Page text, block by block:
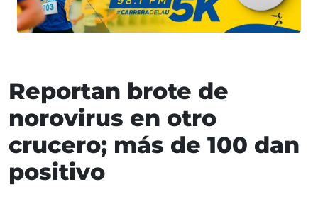
Reportan brote de
norovirus en otro
crucero; más de 100 dan
positivo